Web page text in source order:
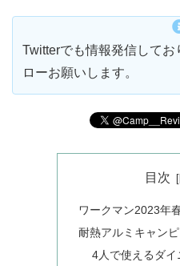
Twitterでも情報発信して
ローお願いします。
目次
ワークマン2023年
耐熱アルミキャン
4人で使えるダ